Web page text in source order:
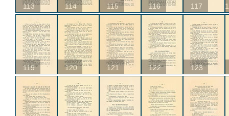
113 114 115 116 117
119 120 121 122 123